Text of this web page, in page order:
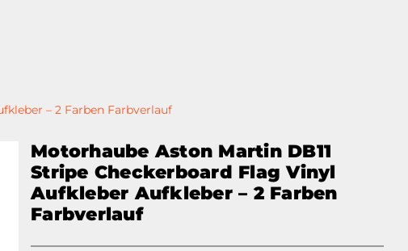
– 2 Farben Farbverlauf
Motorhaube Aston Martin DB11
Stripe Checkerboard Flag Vinyl
Aufkleber Aufkleber – 2 Farben
Farbverlauf